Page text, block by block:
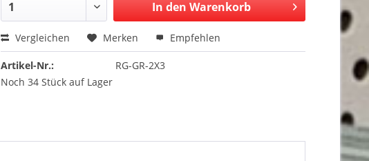
In den Warenkorb
Vergleichen Merken Empfehlen
Artikel-Nr.:
RG-GR-2X3
Noch 34 Stück auf Lager